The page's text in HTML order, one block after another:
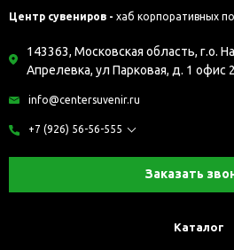
Центр сувениров - хаб корпоративных
143363, Московская область, г.о.
Апрелевка, ул Парковая, д. 1 офис
info@centersuvenir.ru
+7 (926) 56-56-555
Заказать
Каталог